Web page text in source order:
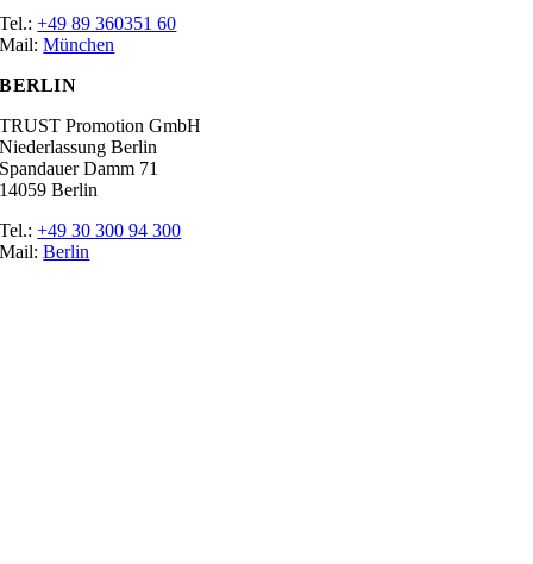
Tel.:+49 89 360351 60
Mail:München
BERLIN
TRUST Promotion GmbH
Niederlassung Berlin
Spandauer Damm 71
14059 Berlin
Tel.:+49 30 300 94 300
Mail:Berlin